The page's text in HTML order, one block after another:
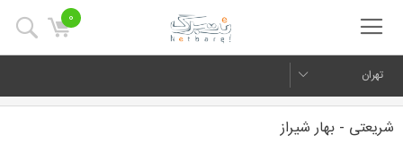
0
تهران
شریعتی - بهار شیراز